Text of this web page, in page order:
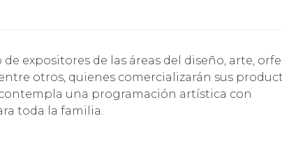
otros, quienes comercializarán sus
una programación artística con
toda la familia.